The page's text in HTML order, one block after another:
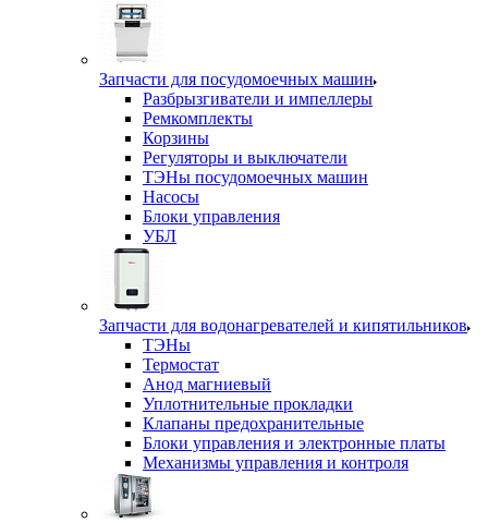
Запчасти для посудомоечных машин
Разбрызгиватели и импеллеры
Ремкомплекты
Корзины
Регуляторы и выключатели
ТЭНы посудомоечных машин
Насосы
Блоки управления
УБЛ
Запчасти для водонагревателей и кипятильников
ТЭНы
Термостат
Анод магниевый
Уплотнительные прокладки
Клапаны предохранительные
Блоки управления и электронные платы
Механизмы управления и контроля